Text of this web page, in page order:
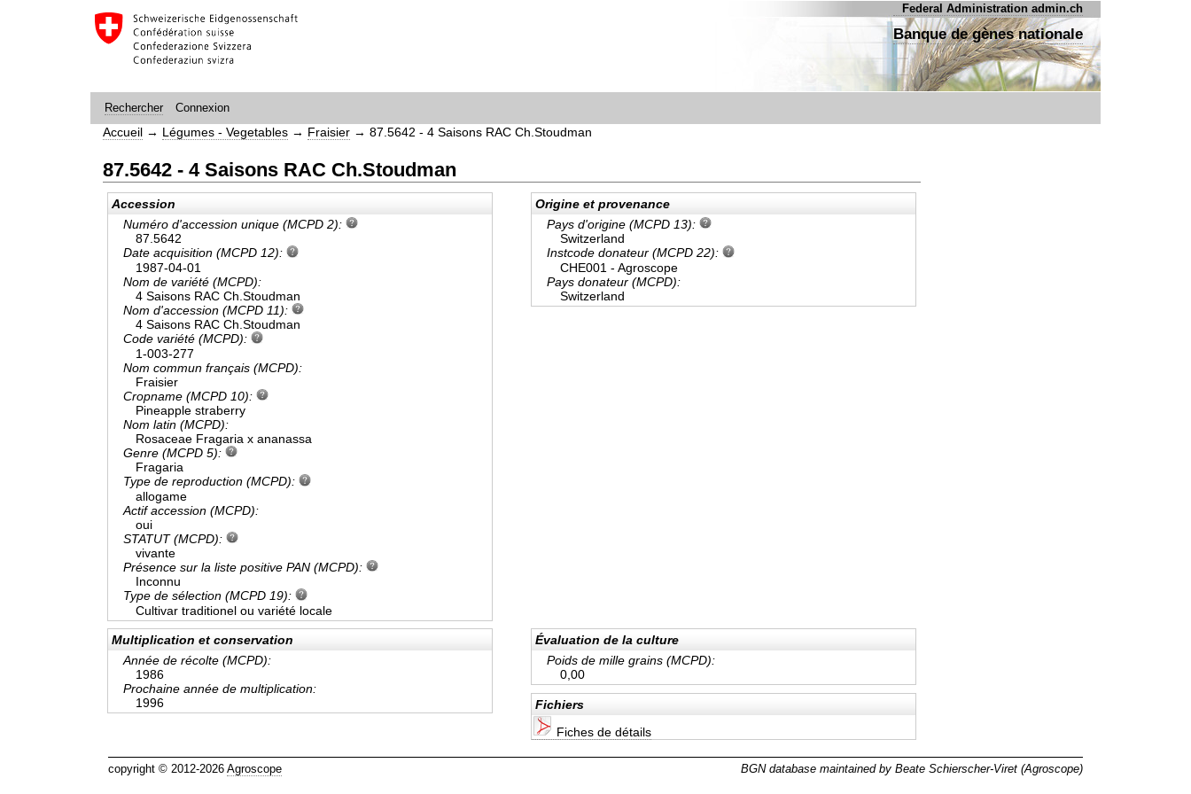
Federal Administration admin.ch
Banque de gènes nationale
Rechercher Connexion
Accueil → Légumes - Vegetables → Fraisier →87.5642 - 4 Saisons RAC Ch.Stoudman
87.5642 - 4 Saisons RAC Ch.Stoudman
Accession
Numéro d'accession unique (MCPD 2):
87.5642
Date acquisition (MCPD 12):
1987-04-01
Nom de variété (MCPD):
4 Saisons RAC Ch.Stoudman
Nom d'accession (MCPD 11):
4 Saisons RAC Ch.Stoudman
Code variété (MCPD):
1-003-277
Nom commun français (MCPD):
Fraisier
Cropname (MCPD 10):
Pineapple straberry
Nom latin (MCPD):
Rosaceae Fragaria x ananassa
Genre (MCPD 5):
Fragaria
Type de reproduction (MCPD):
allogame
Actif accession (MCPD):
oui
STATUT (MCPD):
vivante
Présence sur la liste positive PAN (MCPD):
Inconnu
Type de sélection (MCPD 19):
Cultivar traditionel ou variété locale
Origine et provenance
Pays d'origine (MCPD 13):
Switzerland
Instcode donateur (MCPD 22):
CHE001 - Agroscope
Pays donateur (MCPD):
Switzerland
Multiplication et conservation
Année de récolte (MCPD):
1986
Prochaine année de multiplication:
1996
Évaluation de la culture
Poids de mille grains (MCPD):
0,00
Fichiers
Fiches de détails
copyright © 2012-2026 Agroscope BGN database maintained by Beate Schierscher-Viret (Agroscope)